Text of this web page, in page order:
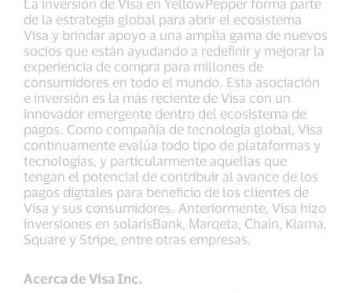
La inversión de Visa en YellowPepper forma parte
de la estrategia global para abrir el ecosistema
Visa y brindar apoyo a una amplia gama de nuevos
socios que están ayudando a redefinir y mejorar la
experiencia de compra para millones de
consumidores en todo el mundo. Esta asociación
e inversión es la más reciente de Visa con un
innovador emergente dentro del ecosistema de
pagos. Como compañía de tecnología global, Visa
continuamente evalúa todo tipo de plataformas y
tecnologías, y particularmente aquellas que
tengan el potencial de contribuir al avance de los
pagos digitales para beneficio de los clientes de
Visa y sus consumidores. Anteriormente, Visa hizo
inversiones en solarisBank, Marqeta, Chain, Klarna,
Square y Stripe, entre otras empresas.
Acerca de Visa Inc.